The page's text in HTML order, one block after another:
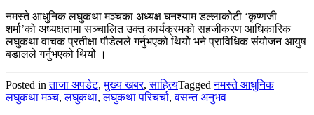
नमस्ते आधुनिक लघुकथा मञ्चका अध्यक्ष घनश्याम डल्लाकोटी ‘कृष्णजी
शर्मा’को अध्यक्षतामा सञ्चालित उक्त कार्यक्रमको सहजीकरण आधिकारिक
लघुकथा वाचक प्रतीक्षा पौडेलले गर्नुभएको थियोे भने प्राविधिक संयोजन आयुष
बडालले गर्नुभएको थियोे ।
Posted inताजा अपडेट,मुख्य खबर,साहित्यTaggedनमस्ते आधुनिक
लघुकथा मञ्च,लघुकथा,लघुकथा परिचर्चा,वसन्त अनुभव